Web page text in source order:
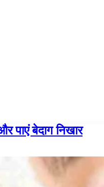
पाएं बेदाग निखार